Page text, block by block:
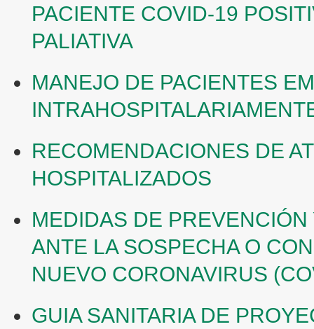
PACIENTE COVID-19
PALIATIVA
MANEJO DE PACIENTES
RECOMENDACIONES DE
HOSPITALIZADOS
MEDIDAS DE
ANTE LA SOSPECHA O
NUEVO CORONAVIRUS
GUIA SANITARIA DE